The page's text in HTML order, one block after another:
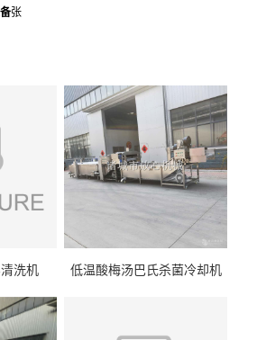
张
洗机 低温酸梅汤巴氏杀菌冷却机